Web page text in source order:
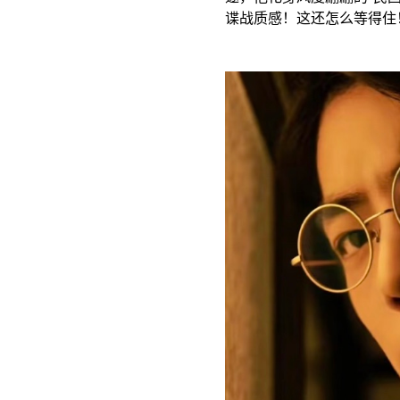
谍战质感！这还怎么等得住